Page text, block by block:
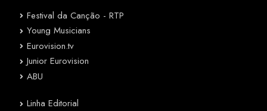
Festival da Canção - RTP
Young Musicians
Eurovision.tv
Junior Eurovision
ABU
Linha Editorial